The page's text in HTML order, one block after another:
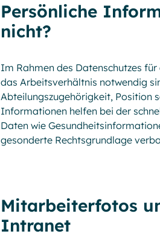
Persönliche
nicht?
Im Rahmen des Datenschutzes
das Arbeitsverhältnis notwendig
Abteilungszugehörigkeit, Position
Informationen helfen bei der
Daten wie
gesonderte Rechts­grundlage
Mitarbeiterfotos
Intranet